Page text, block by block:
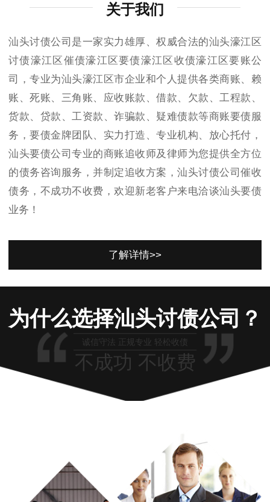
关于我们
汕头讨债公司是一家实力雄厚、权威合法的汕头濠江区
讨债濠江区催债濠江区要债濠江区收债濠江区要账公
司，专业为汕头濠江区市企业和个人提供各类商账、赖
账、死账、三角账、应收账款、借款、欠款、工程款、
货款、贷款、工资款、诈骗款、疑难债款等商账要债服
务，要债金牌团队、实力打造、专业机构、放心托付，
汕头要债公司专业的商账追收师及律师为您提供全方位
的债务咨询服务，并制定追收方案，汕头讨债公司催收
债务，不成功不收费，欢迎新老客户来电洽谈汕头要债
业务！
了解详情>>
为什么选择汕头讨债公司？
诚信守法 正规专业 轻松收债
不成功 不收费